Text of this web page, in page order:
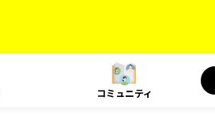
コミュニティ